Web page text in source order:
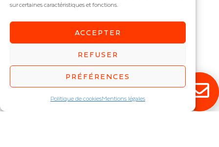
sur certaines caractéristiques et fonctions.
ACCEPTER
REFUSER
PRÉFÉRENCES
Politique de cookiesMentions légales
NOVA 14
Ruban LED COB Mono /
RGB